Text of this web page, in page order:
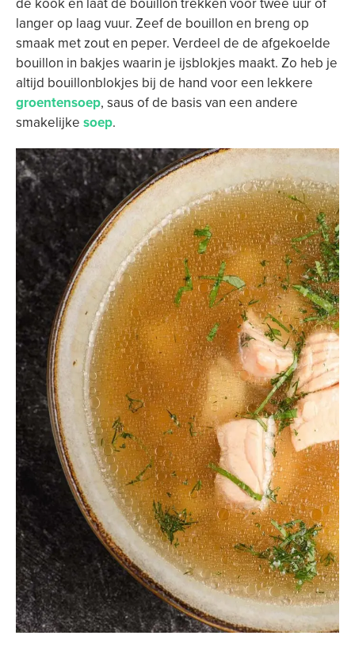
langer op laag vuur. Zeef de bouillon en breng op
smaak met zout en peper. Verdeel de de afgekoelde
bouillon in bakjes waarin je ijsblokjes maakt. Zo heb je
altijd bouillonblokjes bij de hand voor een lekkere
groentensoep, saus of de basis van een andere
smakelijke soep.